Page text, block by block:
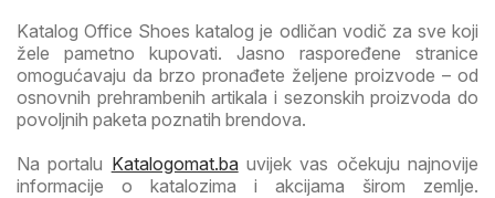
Katalog Office Shoes katalog je odličan vodič za sve koji
žele pametno kupovati. Jasno raspoređene stranice
omogućavaju da brzo pronađete željene proizvode – od
osnovnih prehrambenih artikala i sezonskih proizvoda do
povoljnih paketa poznatih brendova.
Na portalu Katalogomat.bauvijek vas očekuju najnovije
informacije o katalozima i akcijama širom zemlje.